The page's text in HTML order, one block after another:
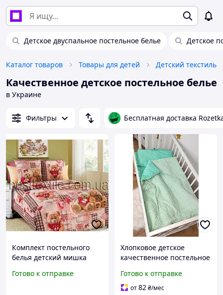
Детское двуспальное постельное белье Детское
Каталог товаров Товары для детей Детский текстиль
Качественное детское постельное белье
в Украине
Фильтры Бесплатная доставка
Комплект постельного
белья детский мишка
Готово к отправке
Хлопковое детское
качественное постельное
120х60 см ElLiz Зеленый
Готово к отправке
от82₴/мес